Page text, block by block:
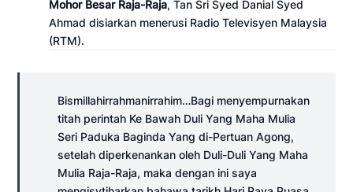
Mohor Besar Raja-Raja, Tan Sri Syed Danial Syed
Ahmad disiarkan menerusi Radio Televisyen Malaysia
(RTM).
Bismillahirrahmanirrahim…Bagi menyempurnakan
titah perintah Ke Bawah Duli Yang Maha Mulia
Seri Paduka Baginda Yang di-Pertuan Agong,
setelah diperkenankan oleh Duli-Duli Yang Maha
Mulia Raja-Raja, maka dengan ini saya